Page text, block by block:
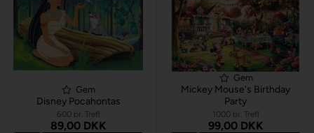
Gem
Disney Pocahontas
600 br. Trefl
89,00 DKK
Gem
Mickey Mouse's Birthday
Party
1000 br. Trefl
99,00 DKK